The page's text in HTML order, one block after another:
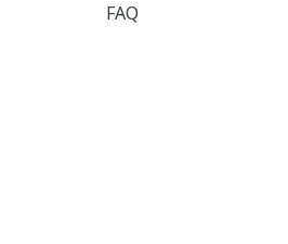
FAQ